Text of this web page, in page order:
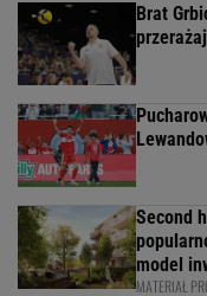
Brat
Second
model
MATERIAŁ